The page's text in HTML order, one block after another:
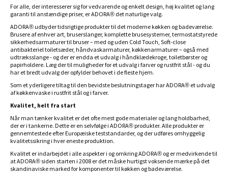
For alle, der interesserer sig for vedvarende og enkelt design, høj kvalitet og lang
garanti til anstændige priser, er ADORA® det naturlige valg.
ADORA® udbyder tidsrigtige produkter til det moderne køkken og badeværelse.
Brusere af enhver art, bruserslanger, komplette brusesystemer, termostatstyrede
sikkerhedsarmaturer til bruser – med og uden Cold Touch, Soft-close
antibakteriel toiletsæder, håndvaskarmaturer, køkkenarmaturer – også med
udtræksslange - og der er endda et udvalg i håndklædekroge, toiletbørster og
papirholdere. Læg der til muligheder for et udvalg i farver og rustfrit stål - og du
har et bredt udvalg der opfylder behovet i de fleste hjem.
Som et yderligere tiltag til den bevidste beslutningstager har ADORA® et udvalg
af køkkenvaske i rustfrit stål og i farver.
Kvalitet, helt fra start
Når man tænker kvalitet er det ofte mest gode materialer og lang holdbarhed,
der er i tankerne. Dette er en selvfølge i ADORA® produkter. Alle produkter er
gennemtestede efter Europæiske teststandarder, og der udføres omhyggelig
kvalitetssikring i hver eneste produktion.
Kvalitet er indarbejdet i alle aspekter i og omkring ADORA® og er medvirkende til
at ADORA® siden starten i 2008 er det måske hurtigst voksende mærke på det
skandinaviske marked for komponenter til køkken og badeværelse.